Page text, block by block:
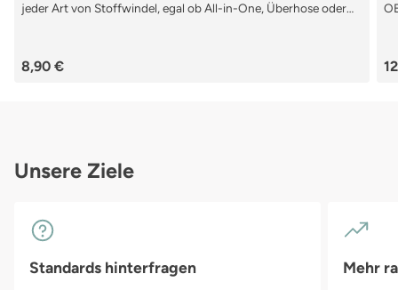
jeder Art von Stoffwindel, egal ob All-in-One, Überhose oder
gröberer Verschmutzung durch Stuhl. Das hauchdünne und
Regulärer Preis:
8,90 €
Unsere Ziele
Standards hinterfragen Mehr